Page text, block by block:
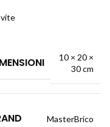
10 × 20 ×
30 cm
MasterBrico